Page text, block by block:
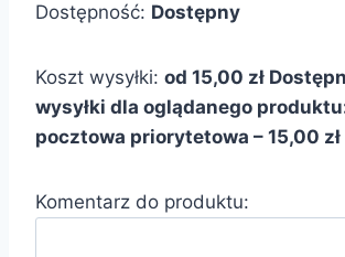
Dostępność: Dostępny
Koszt wysyłki: od 15,00 zł
wysyłki dla oglądanego
pocztowa priorytetowa – 15,00 zł
Komentarz do produktu: